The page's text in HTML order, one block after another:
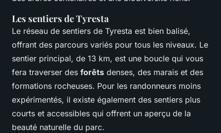
Les sentiers de Tyresta
Le réseau de sentiers de Tyresta est bien balisé,
offrant des parcours variés pour tous les niveaux. Le
sentier principal, de 13 km, est une boucle qui vous
fera traverser des forêts denses, des marais et des
formations rocheuses. Pour les randonneurs moins
expérimentés, il existe également des sentiers plus
courts et accessibles qui offrent un aperçu de la
beauté naturelle du parc.